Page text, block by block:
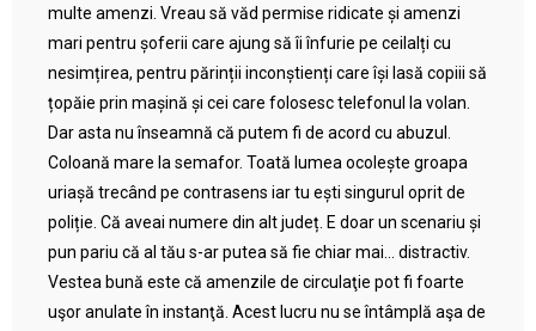
multe amenzi. Vreau să văd permise ridicate și amenzi
mari pentru șoferii care ajung să îi înfurie pe ceilalți cu
nesimțirea, pentru părinții inconștienți care își lasă copiii să
țopăie prin mașină și cei care folosesc telefonul la volan.
Dar asta nu înseamnă că putem fi de acord cu abuzul.
Coloană mare la semafor. Toată lumea ocolește groapa
uriașă trecând pe contrasens iar tu ești singurul oprit de
poliție. Că aveai numere din alt județ. E doar un scenariu și
pun pariu că al tău s-ar putea să fie chiar mai… distractiv.
Vestea bună este că amenzile de circulaţie pot fi foarte
uşor anulate în instanţă. Acest lucru nu se întâmplă aşa de